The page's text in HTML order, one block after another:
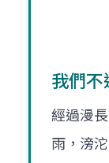
我們不
經過漫
雨，滂